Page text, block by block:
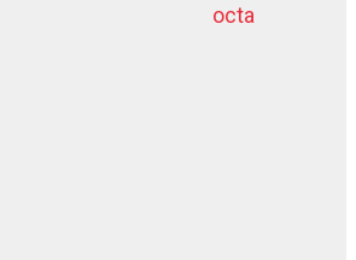
octa
dziļurbums